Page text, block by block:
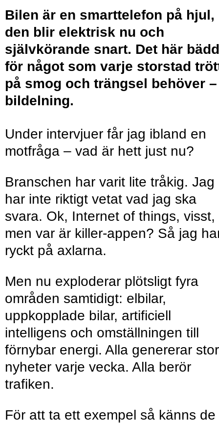
Bilen är en smarttelefon på hjul,
den blir elektrisk nu och
självkörande snart. Det här
för något som varje storstad
på smog och trängsel behöver –
bildelning.
Under intervjuer får jag ibland en
motfråga – vad är hett just nu?
Branschen har varit lite tråkig. Jag
har inte riktigt vetat vad jag ska
svara. Ok, Internet of things, visst,
men var är killer-appen? Så jag
ryckt på axlarna.
Men nu exploderar plötsligt fyra
områden samtidigt: elbilar,
uppkopplade bilar, artificiell
intelligens och omställningen till
förnybar energi. Alla genererar
nyheter varje vecka. Alla berör
trafiken.
För att ta ett exempel så känns de